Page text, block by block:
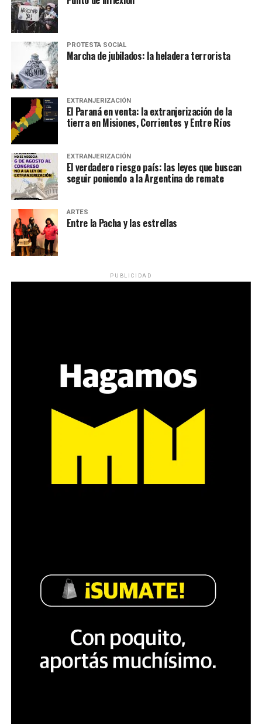
PROTESTA SOCIAL
Marcha de jubilados: la heladera terrorista
EXTRANJERIZACIÓN
El Paraná en venta: la extranjerización de la
tierra en Misiones, Corrientes y Entre Ríos
EXTRANJERIZACIÓN
El verdadero riesgo país: las leyes que buscan
seguir poniendo a la Argentina de remate
ARTES
Entre la Pacha y las estrellas
PUBLICIDAD